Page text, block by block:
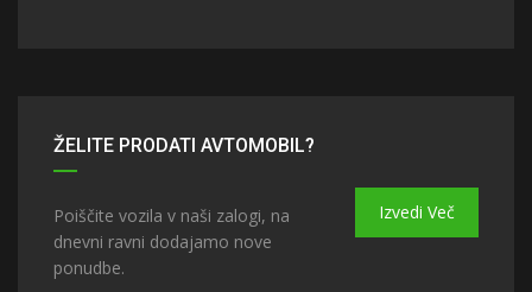
ŽELITE PRODATI AVTOMOBIL?
Poiščite vozila v naši zalogi, na
dnevni ravni dodajamo nove
ponudbe.
Izvedi Več